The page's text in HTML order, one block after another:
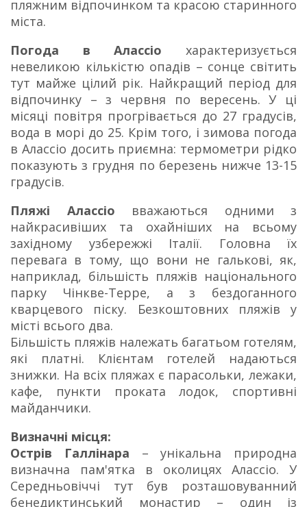
пляжним відпочинком та красою старинного
міста.
Погода в Алассіо характеризується
невеликою кількістю опадів – сонце світить
тут майже цілий рік. Найкращий період для
відпочинку – з червня по вересень. У ці
місяці повітря прогрівається до 27 градусів,
вода в морі до 25. Крім того, і зимова погода
в Алассіо досить приємна: термометри рідко
показують з грудня по березень нижче 13-15
градусів.
Пляжі Алассіо вважаються одними з
найкрасивіших та охайніших на всьому
західному узбережжі Італії. Головна їх
перевага в тому, що вони не галькові, як,
наприклад, більшість пляжів національного
парку Чінкве-Терре, а з бездоганного
кварцевого піску. Безкоштовних пляжів у
місті всього два.
Більшість пляжів належать багатьом готелям,
які платні. Клієнтам готелей надаються
знижки. На всіх пляжах є парасольки, лежаки,
кафе, пункти проката лодок, спортивні
майданчики.
Визначні місця:
Острів Галлінара – унікальна природна
визначна пам'ятка в околицях Алассіо. У
Середньовіччі тут був розташовуванний
бенедиктинський монастир – один із